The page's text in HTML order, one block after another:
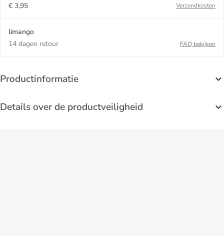
€ 3,95
Verzendkosten
limango
14 dagen retour
FAQ bekijken
Productinformatie
Details over de productveiligheid